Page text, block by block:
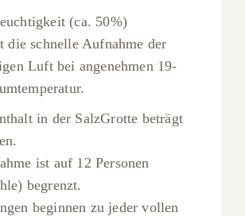
(ca. 50%)
die schnelle Aufnahme der
Luft bei angenehmen 19-
in der SalzGrotte beträgt
ist auf 12 Personen
begrenzt.
beginnen zu jeder vollen